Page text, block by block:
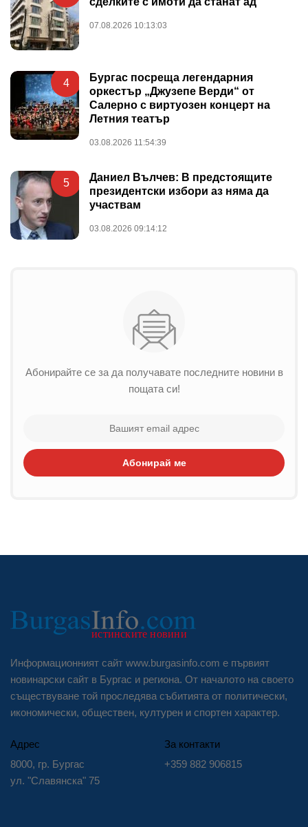
07.08.2026 10:13:03
4
Бургас посреща легендарния
оркестър „Джузепе Верди“ от
Салерно с виртуозен концерт на
Летния театър
03.08.2026 11:54:39
5
Даниел Вълчев: В предстоящите
президентски избори аз няма да
участвам
03.08.2026 09:14:12
Абонирайте се за да получавате последните новини в
пощата си!
Абонирай ме
Информационният сайт www.burgasinfo.com е първият
новинарски сайт в Бургас и региона. От началото на своето
съществуване той проследява събитията от политически,
икономически, обществен, културен и спортен характер.
Адрес
8000, гр. Бургас
ул. "Славянска" 75
За контакти
+359 882 906815